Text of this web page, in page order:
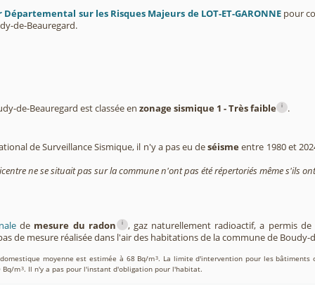
Départemental sur les Risques Majeurs de LOT-ET-GARONNEpour
de-Beauregard.
de-Beauregard est classée en zonage sismique 1 - Très faible i .
de Surveillance Sismique, il n'y a pas eu deséismeentre 1980 et
ne se situait pas sur la commune n'ont pas été répertoriés même s'ils
de mesure du radon i
, gaz naturellement radioactif, a permis
de mesure réalisée dans l'air des habitations de la commune de Boudy-
moyenne est estimée à 68 Bq/m3. La limite d'intervention pour les bâtiments
Bq/m3. Il n'y a pas pour l'instant d'obligation pour l'habitat.